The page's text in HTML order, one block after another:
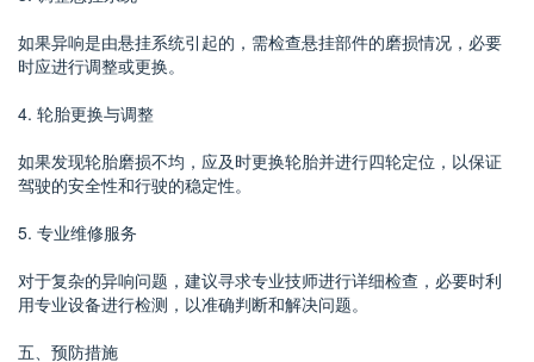
如果异响是由悬挂系统引起的，需检查悬挂部件的磨损情况，必要
时应进行调整或更换。
4. 轮胎更换与调整
如果发现轮胎磨损不均，应及时更换轮胎并进行四轮定位，以保证
驾驶的安全性和行驶的稳定性。
5. 专业维修服务
对于复杂的异响问题，建议寻求专业技师进行详细检查，必要时利
用专业设备进行检测，以准确判断和解决问题。
五、预防措施